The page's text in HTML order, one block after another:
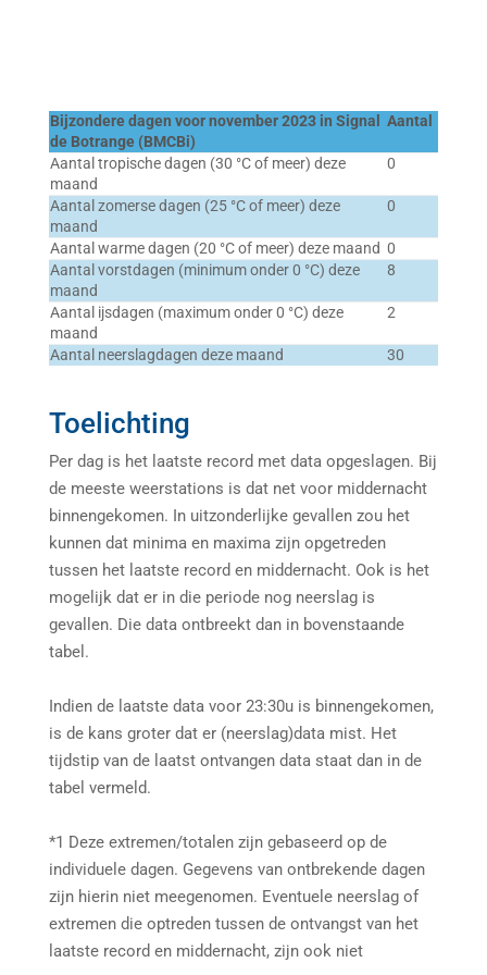
Bijzondere dagen voor november 2023 in Signal
de Botrange (BMCBi)
Aantal
Aantal tropische dagen (30 °C of meer) deze
maand
0
Aantal zomerse dagen (25 °C of meer) deze
maand
0
Aantal warme dagen (20 °C of meer) deze maand 0
Aantal vorstdagen (minimum onder 0 °C) deze
maand
8
Aantal ijsdagen (maximum onder 0 °C) deze
maand
2
Aantal neerslagdagen deze maand 30
Toelichting
Per dag is het laatste record met data opgeslagen. Bij
de meeste weerstations is dat net voor middernacht
binnengekomen. In uitzonderlijke gevallen zou het
kunnen dat minima en maxima zijn opgetreden
tussen het laatste record en middernacht. Ook is het
mogelijk dat er in die periode nog neerslag is
gevallen. Die data ontbreekt dan in bovenstaande
tabel.
Indien de laatste data voor 23:30u is binnengekomen,
is de kans groter dat er (neerslag)data mist. Het
tijdstip van de laatst ontvangen data staat dan in de
tabel vermeld.
*1 Deze extremen/totalen zijn gebaseerd op de
individuele dagen. Gegevens van ontbrekende dagen
zijn hierin niet meegenomen. Eventuele neerslag of
extremen die optreden tussen de ontvangst van het
laatste record en middernacht, zijn ook niet